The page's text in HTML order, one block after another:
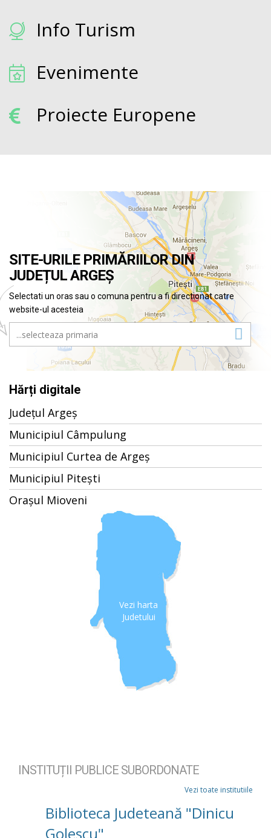
Info Turism
Evenimente
Proiecte Europene
SITE-URILE PRIMĂRIILOR DIN
JUDEȚUL ARGEȘ
Selectati un oras sau o comuna pentru a fi directionat catre
website-ul acesteia
Hărți digitale
Județul Argeș
Municipiul Câmpulung
Municipiul Curtea de Argeș
Municipiul Pitești
Orașul Mioveni
Vezi harta
Judetului
INSTITUȚII PUBLICE SUBORDONATE
Vezi toate institutiile
Biblioteca Judeteană "Dinicu
Golescu"